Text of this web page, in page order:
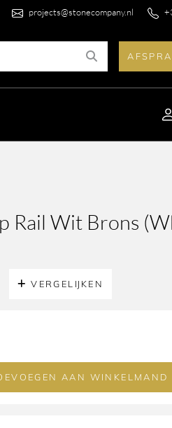
projects@stonecompany.nl
Rail Wit Brons
VERGELIJKEN
AAN WINKELMAND